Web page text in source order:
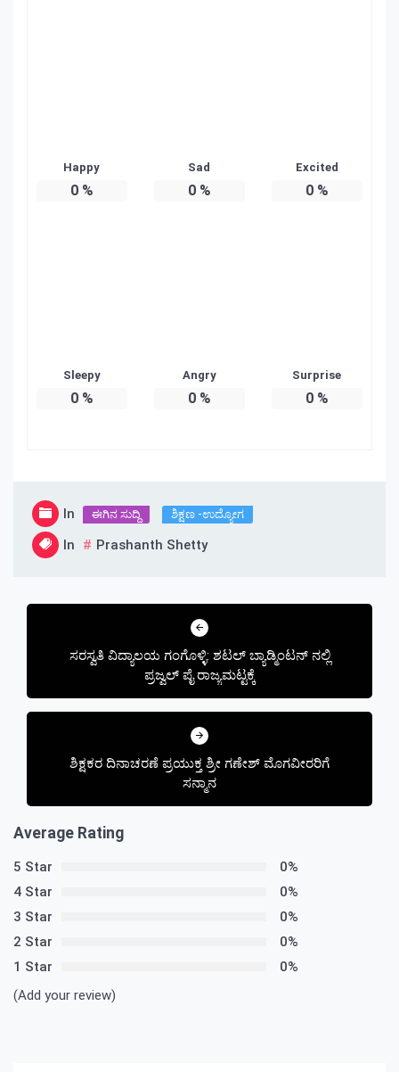
Happy
0%
Sad
0%
Excited
0%
Sleepy
0%
Angry
0%
Surprise
0%
In ಈಗಿನ ಸುದ್ದಿ ಶಿಕ್ಷಣ -ಉದ್ಯೋಗ
In Prashanth Shetty
Post
ಸರಸ್ವತಿ ವಿದ್ಯಾಲಯ ಗಂಗೊಳ್ಳಿ: ಶಟಲ್ ಬ್ಯಾಡ್ಮಿಂಟನ್ ನಲ್ಲಿ
ಪ್ರಜ್ವಲ್ ಪೈ ರಾಜ್ಯಮಟ್ಟಕ್ಕೆ
ಶಿಕ್ಷಕರ ದಿನಾಚರಣೆ ಪ್ರಯುಕ್ತ ಶ್ರೀ ಗಣೇಶ್ ಮೊಗವೀರರಿಗೆ
ಸನ್ಮಾನ
Average Rating
5 Star
0%
4 Star
0%
3 Star
0%
2 Star
0%
1 Star
0%
(Add your review)